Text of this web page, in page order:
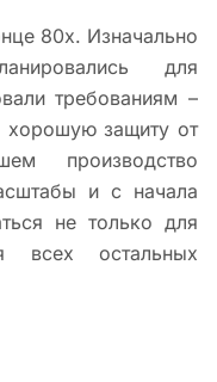
80х. Изначально
для
требованиям –
хорошую защиту от
производство
и с начала
не только для
всех остальных